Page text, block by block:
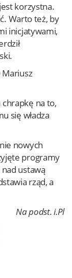
korzystna.
Warto też, by
inicjatywami,
Mariusz
na to,
się władza
nowych
programy
ustawą
rząd, a
Na podst. i.Pl